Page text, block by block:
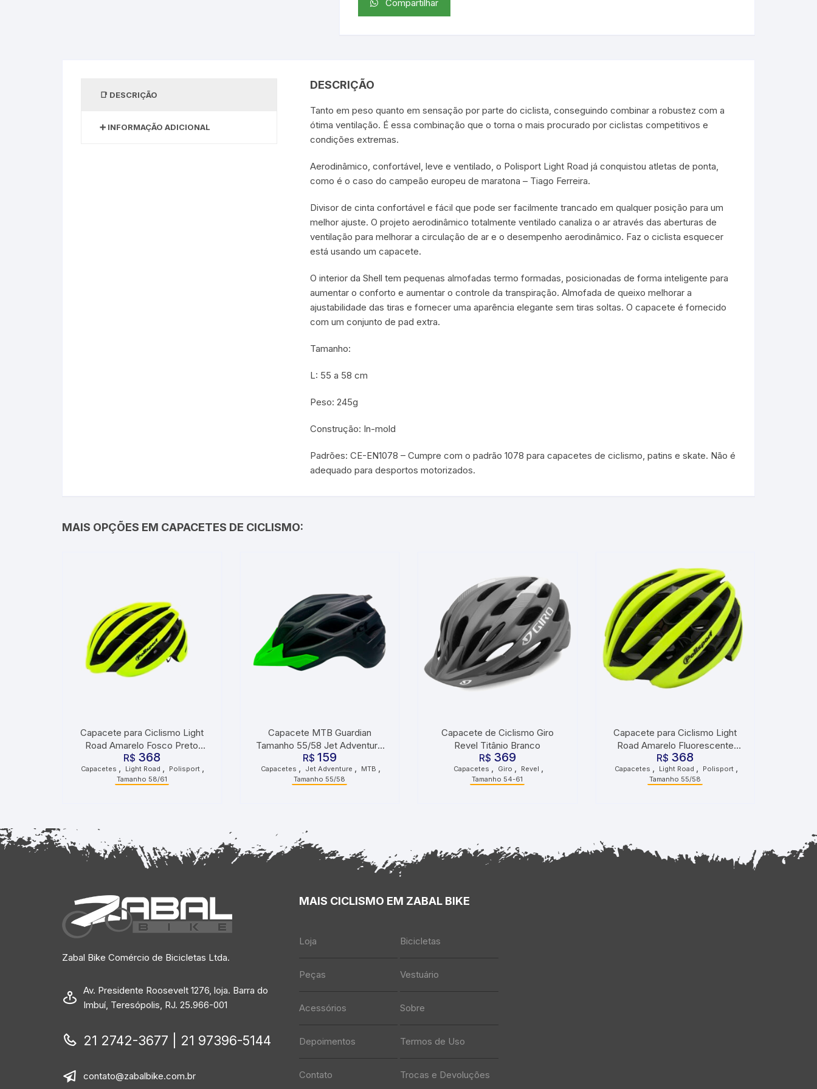
Compartilhar
DESCRIÇÃO
INFORMAÇÃO ADICIONAL
DESCRIÇÃO
Tanto em peso quanto em sensação por parte do ciclista, conseguindo combinar a robustez com a
ótima ventilação. É essa combinação que o torna o mais procurado por ciclistas competitivos e
condições extremas.
Aerodinâmico, confortável, leve e ventilado, o Polisport Light Road já conquistou atletas de ponta,
como é o caso do campeão europeu de maratona – Tiago Ferreira.
Divisor de cinta confortável e fácil que pode ser facilmente trancado em qualquer posição para um
melhor ajuste. O projeto aerodinâmico totalmente ventilado canaliza o ar através das aberturas de
ventilação para melhorar a circulação de ar e o desempenho aerodinâmico. Faz o ciclista esquecer
está usando um capacete.
O interior da Shell tem pequenas almofadas termo formadas, posicionadas de forma inteligente para
aumentar o conforto e aumentar o controle da transpiração. Almofada de queixo melhorar a
ajustabilidade das tiras e fornecer uma aparência elegante sem tiras soltas. O capacete é fornecido
com um conjunto de pad extra.
Tamanho:
L: 55 a 58 cm
Peso: 245g
Construção: In-mold
Padrões: CE-EN1078 – Cumpre com o padrão 1078 para capacetes de ciclismo, patins e skate. Não é
adequado para desportos motorizados.
MAIS OPÇÕES EM CAPACETES DE CICLISMO:
Capacete para Ciclismo Light
Road Amarelo Fosco Preto
Tamanho 58/61 Polisport
R$ 368
Capacetes , Light Road , Polisport ,
Tamanho 58/61
Capacete MTB Guardian
Tamanho 55/58 Jet Adventure
Preto Fosco Verde Neon
R$ 159
Capacetes , Jet Adventure , MTB ,
Tamanho 55/58
Capacete de Ciclismo Giro
Revel Titânio Branco
R$ 369
Capacetes , Giro , Revel ,
Tamanho 54-61
Capacete para Ciclismo Light
Road Amarelo Fluorescente
Tamanho 55/58 Polisport
R$ 368
Capacetes , Light Road , Polisport ,
Tamanho 55/58
Zabal Bike Comércio de Bicicletas Ltda.
Av. Presidente Roosevelt 1276, loja. Barra do
Imbuí, Teresópolis, RJ. 25.966-001
21 2742-3677 | 21 97396-5144
contato@zabalbike.com.br
MAIS CICLISMO EM ZABAL BIKE
Loja Bicicletas
Peças Vestuário
Acessórios Sobre
Depoimentos Termos de Uso
Contato Trocas e Devoluções